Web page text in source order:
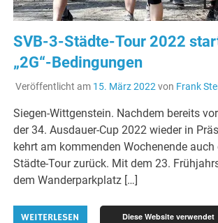
SVB-3-Städte-Tour 2022
„2G“-Bedingungen
Veröffentlicht am 15. März 2022von Frank
Siegen-Wittgenstein. Nachdem bereits
der 34. Ausdauer-Cup 2022 wieder in
kehrt am kommenden Wochenende auch
Städte-Tour zurück. Mit dem 23.
dem Wanderparkplatz […]
WEITERLESEN
Diese Website verwendet